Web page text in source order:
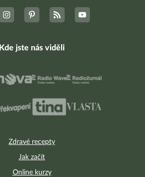
Zdravé recepty
Jak začít
Online kurzy
Kde jste nás viděli